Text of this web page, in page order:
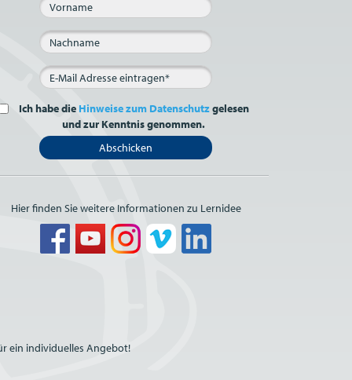
Ich habe die Hinweise zum Datenschutzgelesen
und zur Kenntnis genommen.
Abschicken
Hier finden Sie weitere Informationen zu Lernidee
ein individuelles Angebot!